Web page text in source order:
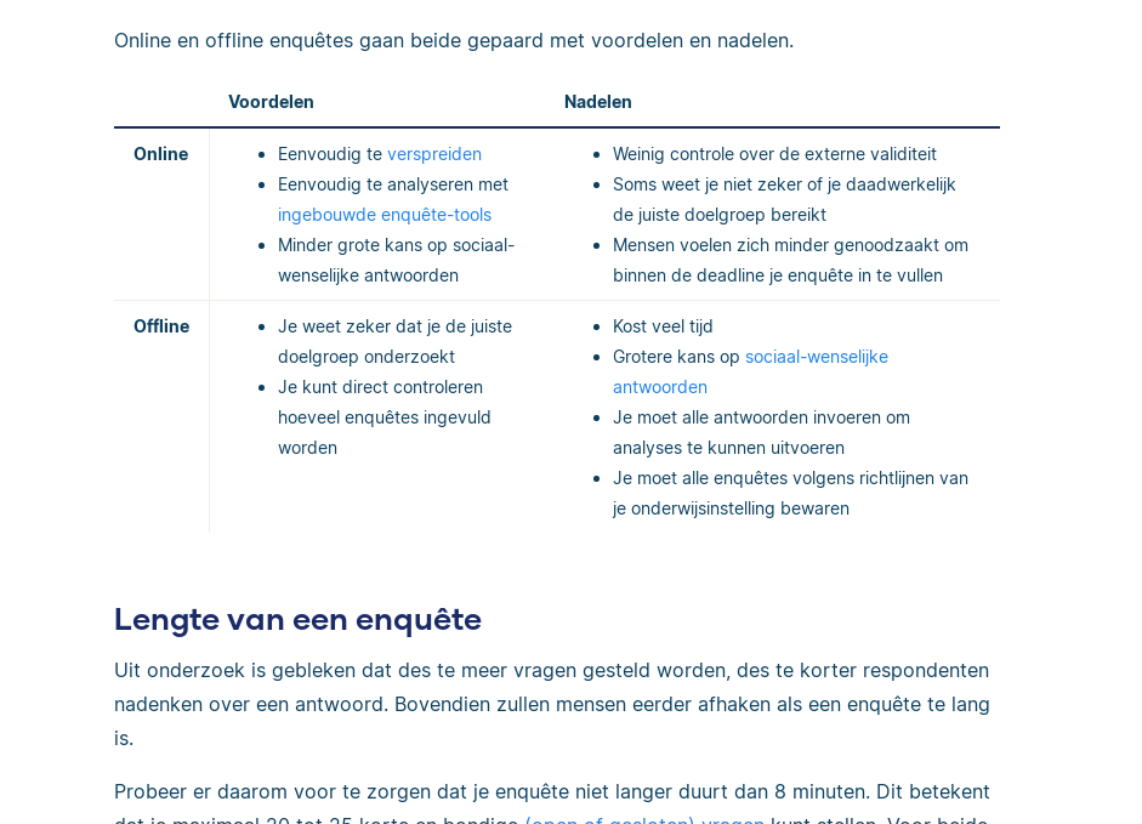
Online en offline enquêtes gaan beide gepaard met voordelen en nadelen.
Voordelen Nadelen
Online Eenvoudig te verspreiden
Eenvoudig te analyseren met
ingebouwde enquête-tools
Minder grote kans op sociaal-
wenselijke antwoorden
Weinig controle over de externe validiteit
Soms weet je niet zeker of je daadwerkelijk
de juiste doelgroep bereikt
Mensen voelen zich minder genoodzaakt om
binnen de deadline je enquête in te vullen
Offline
Je weet zeker dat je de juiste
doelgroep onderzoekt
Je kunt direct controleren
hoeveel enquêtes ingevuld
worden
Kost veel tijd
Grotere kans op sociaal-wenselijke
antwoorden
Je moet alle antwoorden invoeren om
analyses te kunnen uitvoeren
Je moet alle enquêtes volgens richtlijnen van
je onderwijsinstelling bewaren
Lengte van een enquête
Uit onderzoek is gebleken dat des te meer vragen gesteld worden, des te korter respondenten
nadenken over een antwoord. Bovendien zullen mensen eerder afhaken als een enquête te lang
is.
Probeer er daarom voor te zorgen dat je enquête niet langer duurt dan 8 minuten. Dit betekent